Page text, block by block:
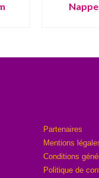
Partenaires
Mentions
Conditions
Politique de